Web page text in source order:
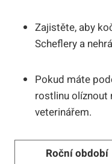
Zajistěte, aby
Scheflery a
Pokud máte
rostlinu olíznout
veterinářem.
Roční období